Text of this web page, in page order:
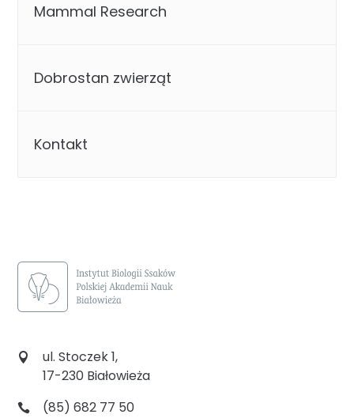
Mammal Research
Dobrostan zwierząt
Kontakt
ul. Stoczek 1,
17-230 Białowieża
(85) 682 77 50